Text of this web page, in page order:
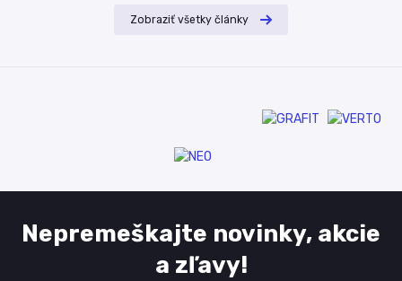
Zobraziť všetky články
Nepremeškajte novinky, akcie
a zľavy!